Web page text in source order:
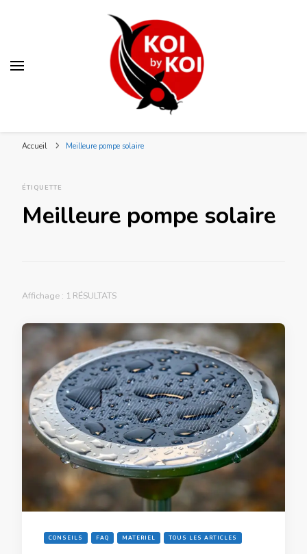
Accueil Meilleure pompe solaire
ÉTIQUETTE
Meilleure pompe solaire
Affichage : 1 RÉSULTATS
CONSEILS FAQ MATERIEL TOUS LES ARTICLES